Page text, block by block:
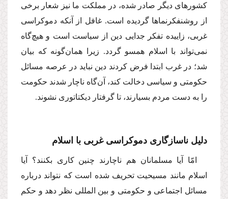
كشورهاى دیگر صادر شده، در مملكت ما نیز شعار برخى
از روشنفكرنماها گردیده است. غافل از آنكه دموكراسى
غربى، زاییده تفكر جدایى دین از سیاست است و هیچ‌گاه
نمى‌تواند با اسلام همسو گردد. زیرا همان‌گونه كه بیان
شد؛ در غرب ابتدا فرض كردند دین نباید در عرصه مسائل
حكومتى و سیاسى دخالت كند، آن‌گاه ناچار شدند حكومت
را به دست مردم بسیارند، تا گرفتار دیكتاتورى نشوند.
دلیل ناسازگارى دموكراسى غربى با اسلام
امّا آیا مسلمانان هم ناچارند چنین كارى بكنند؟ آیا
اسلام مانند مسیحیت تحریف شده است كه نتواند درباره
مسائل اجتماعى و حكومتى و بین المللى نظر دهد و حكم